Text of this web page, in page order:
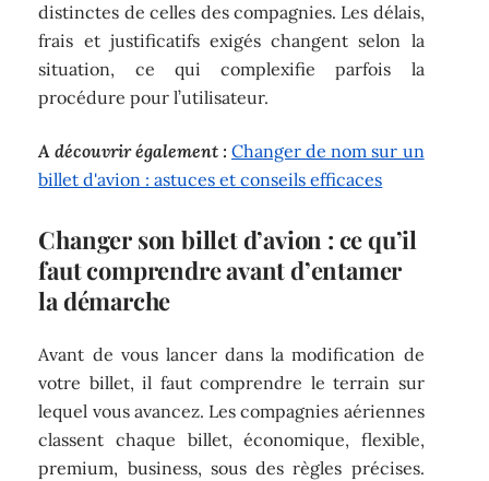
distinctes de celles des compagnies. Les délais,
frais et justificatifs exigés changent selon la
situation, ce qui complexifie parfois la
procédure pour l’utilisateur.
A découvrir également : Changer de nom sur un
billet d'avion : astuces et conseils efficaces
Changer son billet d’avion : ce qu’il
faut comprendre avant d’entamer
la démarche
Avant de vous lancer dans la modification de
votre billet, il faut comprendre le terrain sur
lequel vous avancez. Les compagnies aériennes
classent chaque billet, économique, flexible,
premium, business, sous des règles précises.